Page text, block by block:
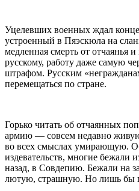
Уцелевших военных ждал
устроенный в Пяэскюла на
медленная смерть от отчаянья
русскому, работу даже самую
штрафом. Русским
перемещаться по стране.
Горько читать об отчаянных
армию — совсем недавно
во всех смыслах умирающую.
издевательств, многие бежали
назад, в Совдепию. Бежали на
лютую, страшную. Но лишь бы